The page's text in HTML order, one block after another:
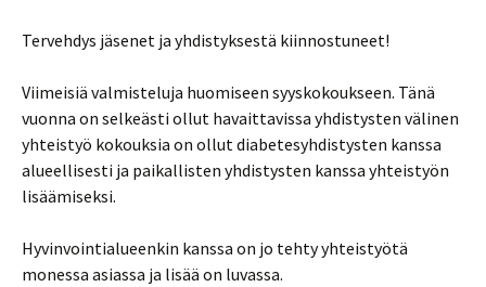
Tervehdys jäsenet ja yhdistyksestä kiinnostuneet!
Viimeisiä valmisteluja huomiseen syyskokoukseen. Tänä
vuonna on selkeästi ollut havaittavissa yhdistysten välinen
yhteistyö kokouksia on ollut diabetesyhdistysten kanssa
alueellisesti ja paikallisten yhdistysten kanssa yhteistyön
lisäämiseksi.
Hyvinvointialueenkin kanssa on jo tehty yhteistyötä
monessa asiassa ja lisää on luvassa.